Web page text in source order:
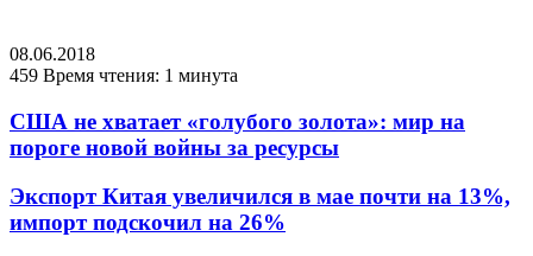
08.06.2018
459 Время чтения: 1 минута
США не хватает «голубого золота»: мир на
пороге новой войны за ресурсы
Экспорт Китая увеличился в мае почти на 13%,
импорт подскочил на 26%